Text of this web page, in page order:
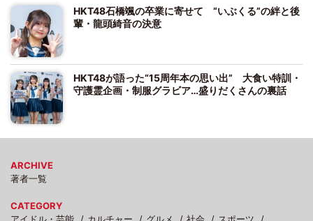
HKT48石橋颯の卒業に寄せて “いぶくる”の絆と後
輩・龍頭綺音の決意
HKT48が語った“15周年本の思い出” 大食い特訓・
守護霊企画・制服グラビア…盛りだくさんの裏話
ARCHIVE
著者一覧
CATEGORY
アイドル・芸能
カルチャー グルメ 社会 スポーツ